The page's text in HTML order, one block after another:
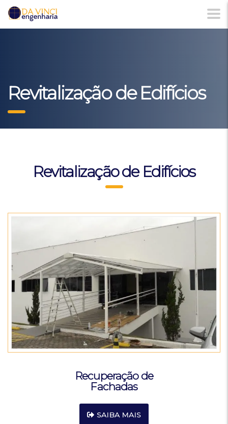
Revitalização de Edifícios
Revitalização de Edifícios
Recuperação de
Fachadas
SAIBA MAIS